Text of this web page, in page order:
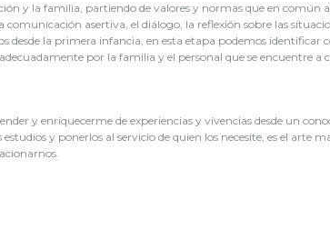
y la familia, partiendo de valores y normas que en común
asertiva, el diálogo, la reflexión sobre las
desde la primera infancia, en esta etapa podemos
por la familia y el personal que se encuentre
y enriquecerme de experiencias y vivencias desde un
y ponerlos al servicio de quien los necesite, es el arte